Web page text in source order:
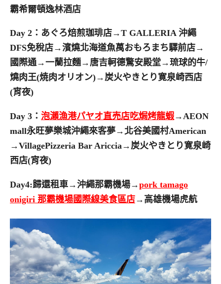
霸希爾頓逸林酒店
Day 2：あぐろ焙煎珈琲店→T GALLERIA 沖繩
DFS免稅店→濱燒北海道魚萬おもろまち驛前店→
國際通→一蘭拉麵→唐吉軻德驚安殿堂→琉球的牛/
燒肉王(焼肉オリオン)→炭火やきとり寛泉崎西店
(宵夜)
Day 3： 泡瀨漁港パヤオ直売店吃焗烤龍蝦→AEON
mall永旺夢樂城沖繩來客夢→北谷美國村American
→VillagePizzeria Bar Ariccia→炭火やきとり寛泉崎
西店(宵夜)
Day4:歸還租車→沖繩那霸機場→pork tamago
onigiri 那霸機場國際線美食區店→高雄機場虎航